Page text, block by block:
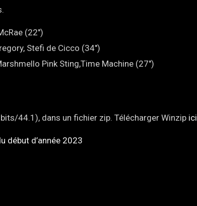
(22″)
Stefi de Cicco (34″)
Pink Sting,Time Machine (27″)
44.1), dans un fichier zip. Télécharger Winzip ici
début d’année 2023